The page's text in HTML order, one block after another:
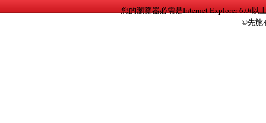
您的瀏覽器必需是Internet Explorer 6.0(以
©先施